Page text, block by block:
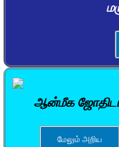
ஆன்மீக
மேலும் அறிய